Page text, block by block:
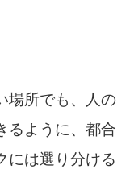
場所でも、人の
るように、都合
には選り分ける